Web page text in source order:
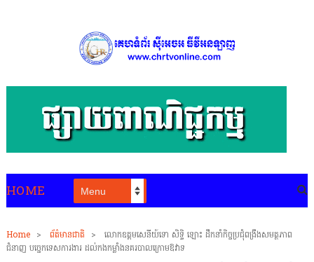
HOME
Home > ព័ត៌មានជាតិ >
លោកឧត្តមសេនីយ៍ទោ សិទ្ធិ ឡោះ ដឹកនាំកិច្ចប្រជុំពង្រឹងសមត្ថភាព
ជំនាញ បច្ចេកទេសការងារ ដល់កងកម្លាំងនគរបាលក្រោមឱវាទ